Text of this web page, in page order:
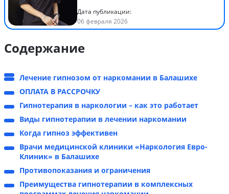
Дата публикации:
06 февраля 2026
Содержание
Лечение гипнозом от наркомании в Балашихе
ОПЛАТА В РАССРОЧКУ
Гипнотерапия в наркологии – как это работает
Виды гипнотерапии в лечении наркомании
Когда гипноз эффективен
Врачи медицинской клиники «Наркология Евро-
Клиник» в Балашихе
Противопоказания и ограничения
Преимущества гипнотерапии в комплексных